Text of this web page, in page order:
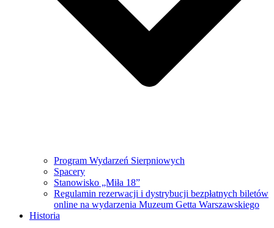
Program Wydarzeń Sierpniowych
Spacery
Stanowisko „Miła 18”
Regulamin rezerwacji i dystrybucji bezpłatnych biletów
online na wydarzenia Muzeum Getta Warszawskiego
Historia